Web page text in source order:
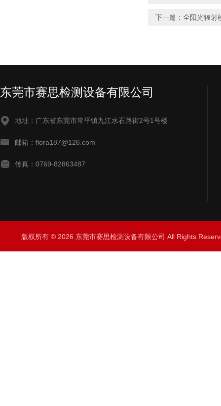
下一篇： 全阳光辐射
东莞市赛思检测设备有限公司
地址：广东省东莞市常平镇九江水石路街2号1号楼
邮箱：flora187@126.com
传真：0769-82863487
版权所有 © 2026 东莞市赛思检测设备有限公司 All Rights